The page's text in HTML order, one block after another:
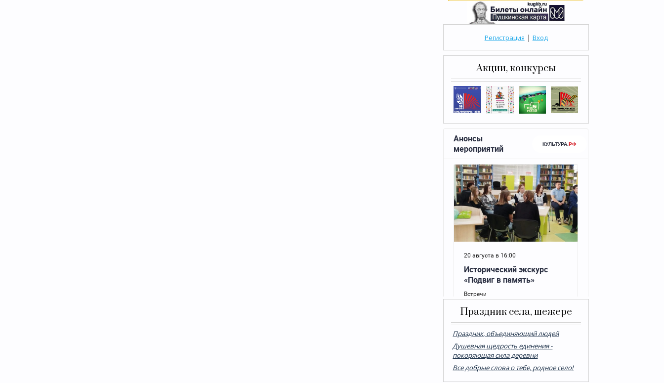
Регистрация | Вход
Акции, конкурсы
Праздник села, шежере
Праздник, объединяющий людей
Душевная щедрость единения -
покоряющая сила деревни
Все добрые слова о тебе, родное село!